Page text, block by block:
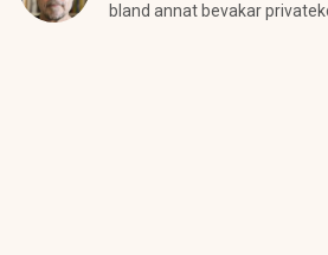
bland annat bevakar